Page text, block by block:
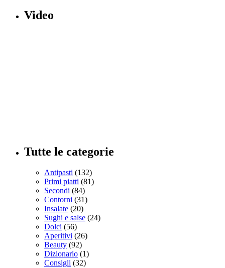
Video
Tutte le categorie
Antipasti (132)
Primi piatti (81)
Secondi (84)
Contorni (31)
Insalate (20)
Sughi e salse (24)
Dolci (56)
Aperitivi (26)
Beauty (92)
Dizionario (1)
Consigli (32)